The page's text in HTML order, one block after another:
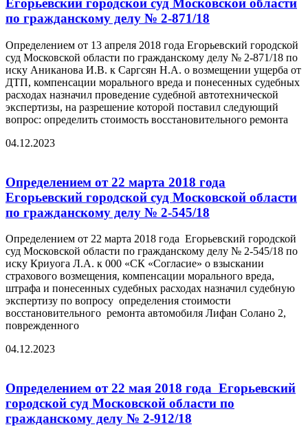
Егорьевский городской суд Московской области
по гражданскому делу № 2-871/18
Определением от 13 апреля 2018 года Егорьевский городской
суд Московской области по гражданскому делу № 2-871/18 по
иску Аниканова И.В. к Саргсян Н.А. о возмещении ущерба от
ДТП, компенсации морального вреда и понесенных судебных
расходах назначил проведение судебной автотехнической
экспертизы, на разрешение которой поставил следующий
вопрос: определить стоимость восстановительного ремонта
04.12.2023
Определением от 22 марта 2018 года
Егорьевский городской суд Московской области
по гражданскому делу № 2-545/18
Определением от 22 марта 2018 года Егорьевский городской
суд Московской области по гражданскому делу № 2-545/18 по
иску Криуога Л.А. к 000 «СК «Согласие» о взыскании
страхового возмещения, компенсации морального вреда,
штрафа и понесенных судебных расходах назначил судебную
экспертизу по вопросу определения стоимости
восстановительного ремонта автомобиля Лифан Солано 2,
поврежденного
04.12.2023
Определением от 22 мая 2018 года Егорьевский
городской суд Московской области по
гражданскому делу № 2-912/18